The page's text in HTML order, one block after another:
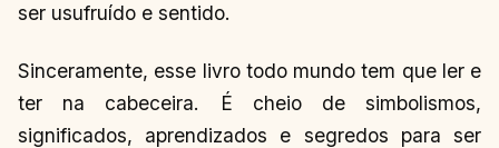
ser usufruído e sentido.
Sinceramente, esse livro todo mundo tem que ler e
ter na cabeceira. É cheio de simbolismos,
significados, aprendizados e segredos para ser